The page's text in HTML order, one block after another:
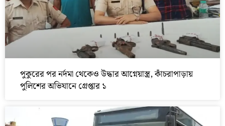
পুকুরের পর নর্দমা থেকেও উদ্ধার আগ্নেয়াস্ত্র, কাঁচরাপাড়ায়
পুলিশের অভিযানে গ্রেপ্তার ১